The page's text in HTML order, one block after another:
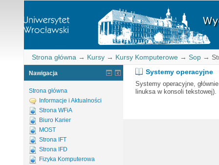
Strona główna → Kursy → Kursy Komputerowe → Sop →
Systemy operacyjne
Systemy operacyjne,
linuksa w konsoli tekstowej).
Nawigacja
Strona główna
Informacje i Aktualności
Strona WFiA
Biuro Karier
MOST
Strona IFT
Strona IFD
Fizyka Komputerowa